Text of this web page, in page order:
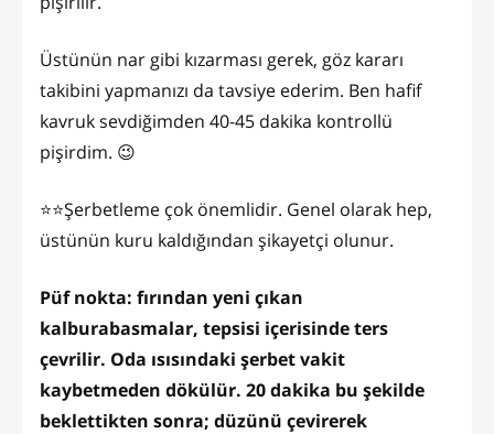
Üstünün nar gibi kızarması gerek, göz kararı
takibini yapmanızı da tavsiye ederim. Ben hafif
kavruk sevdiğimden 40-45 dakika kontrollü
pişirdim. 😉
⭐️⭐️Şerbetleme çok önemlidir. Genel olarak hep,
üstünün kuru kaldığından şikayetçi olunur.
Püf nokta: fırından yeni çıkan
kalburabasmalar, tepsisi içerisinde ters
çevrilir. Oda ısısındaki şerbet vakit
kaybetmeden dökülür. 20 dakika bu şekilde
beklettikten sonra; düzünü çevirerek